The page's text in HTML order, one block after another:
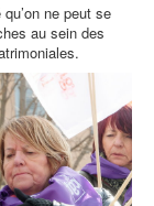
ne peut se
au sein des